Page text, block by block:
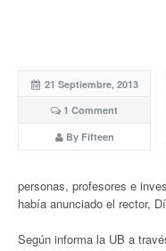
21 Septiembre, 2013
1 Comment
By Fifteen
personas, profesores e
había anunciado el rector,
Según informa la UB a